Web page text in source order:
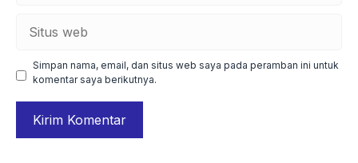
Simpan nama, email, dan situs web saya pada peramban ini untuk
komentar saya berikutnya.